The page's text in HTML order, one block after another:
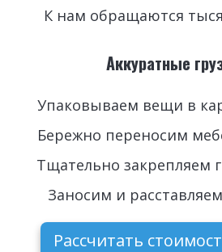
К нам обращаются
Аккуратные
Упаковываем вещи в
Бережно переносим
Тщательно закрепляем
Заносим и
Рассчитать